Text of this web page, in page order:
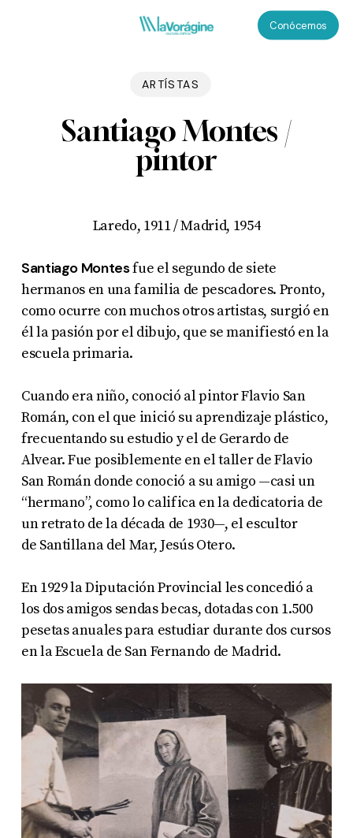
Conócemos
ARTÍSTAS
Santiago Montes /
pintor
Laredo, 1911 / Madrid, 1954
Santiago Montesfue el segundo de siete
hermanos en una familia de pescadores. Pronto,
como ocurre con muchos otros artistas, surgió en
él la pasión por el dibujo, que se manifiestó en la
escuela primaria.
Cuando era niño, conoció al pintor Flavio San
Román, con el que inició su aprendizaje plástico,
frecuentando su estudio y el de Gerardo de
Alvear. Fue posiblemente en el taller de Flavio
San Román donde conoció a su amigo —casi un
“hermano”, como lo califica en la dedicatoria de
un retrato de la década de 1930—, el escultor
de Santillana del Mar, Jesús Otero.
En 1929 la Diputación Provincial les concedió a
los dos amigos sendas becas, dotadas con 1.500
pesetas anuales para estudiar durante dos cursos
en la Escuela de San Fernando de Madrid.